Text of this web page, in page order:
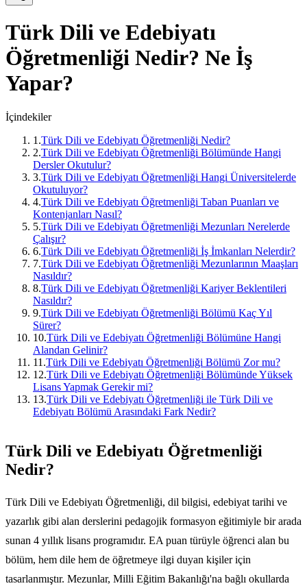
Türk Dili ve Edebiyatı
Öğretmenliği Nedir? Ne İş
Yapar?
İçindekiler
1 .Türk Dili ve Edebiyatı Öğretmenliği Nedir?
2.Türk Dili ve Edebiyatı Öğretmenliği Bölümünde Hangi
Dersler Okutulur?
3.Türk Dili ve Edebiyatı Öğretmenliği Hangi Üniversitelerde
Okutuluyor?
4.Türk Dili ve Edebiyatı Öğretmenliği Taban Puanları ve
Kontenjanları Nasıl?
5.Türk Dili ve Edebiyatı Öğretmenliği Mezunları Nerelerde
Çalışır?
6.Türk Dili ve Edebiyatı Öğretmenliği İş İmkanları Nelerdir?
7.Türk Dili ve Edebiyatı Öğretmenliği Mezunlarının Maaşları
Nasıldır?
8.Türk Dili ve Edebiyatı Öğretmenliği Kariyer Beklentileri
Nasıldır?
9.Türk Dili ve Edebiyatı Öğretmenliği Bölümü Kaç Yıl
Sürer?
10.Türk Dili ve Edebiyatı Öğretmenliği Bölümüne Hangi
Alandan Gelinir?
11 .Türk Dili ve Edebiyatı Öğretmenliği Bölümü Zor mu?
12.Türk Dili ve Edebiyatı Öğretmenliği Bölümünde Yüksek
Lisans Yapmak Gerekir mi?
13.Türk Dili ve Edebiyatı Öğretmenliği ile Türk Dili ve
Edebiyatı Bölümü Arasındaki Fark Nedir?
Türk Dili ve Edebiyatı Öğretmenliği
Nedir?
Türk Dili ve Edebiyatı Öğretmenliği, dil bilgisi, edebiyat tarihi ve
yazarlık gibi alan derslerini pedagojik formasyon eğitimiyle bir arada
sunan 4 yıllık lisans programıdır. EA puan türüyle öğrenci alan bu
bölüm, hem dile hem de öğretmeye ilgi duyan kişiler için
tasarlanmıştır. Mezunlar, Milli Eğitim Bakanlığı'na bağlı okullarda